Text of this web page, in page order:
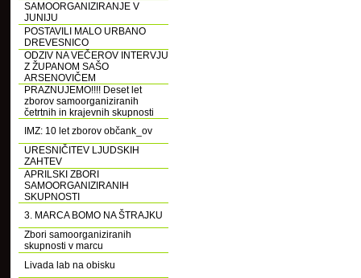
SAMOORGANIZIRANJE V
JUNIJU
POSTAVILI MALO URBANO
DREVESNICO
ODZIV NA VEČEROV INTERVJU
Z ŽUPANOM SAŠO
ARSENOVIČEM
PRAZNUJEMO!!!! Deset let
zborov samoorganiziranih
četrtnih in krajevnih skupnosti
IMZ: 10 let zborov občank_ov
URESNIČITEV LJUDSKIH
ZAHTEV
APRILSKI ZBORI
SAMOORGANIZIRANIH
SKUPNOSTI
3. MARCA BOMO NA ŠTRAJKU
Zbori samoorganiziranih
skupnosti v marcu
Livada lab na obisku